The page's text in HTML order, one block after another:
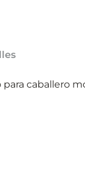
caballero